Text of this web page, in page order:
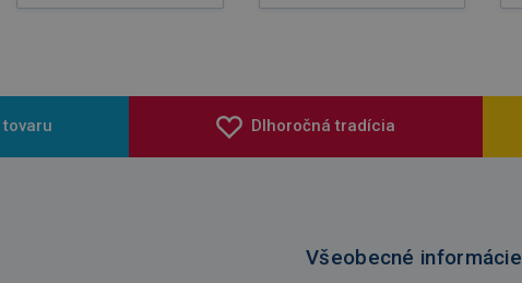
Dlhoročná tradícia
Všeobecné informácie